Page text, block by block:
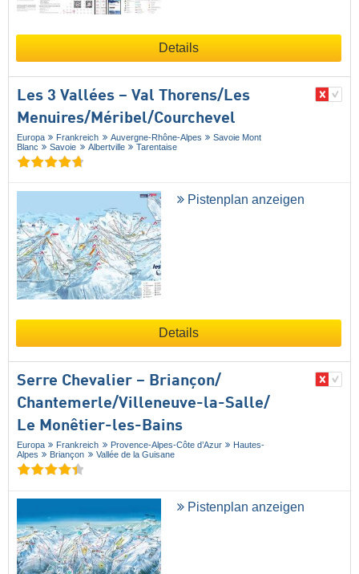
Details
Les 3 Vallées – Val Thorens/​Les
Menuires/​Méribel/​Courchevel
Europa Frankreich Auvergne-Rhône-Alpes
Savoie Mont
Blanc
Savoie Albertville Tarentaise
Pistenplan anzeigen
Details
Serre Chevalier – Briançon/​
Chantemerle/​Villeneuve-la-Salle/​
Le Monêtier-les-Bains
Europa Frankreich Provence-Alpes-Côte d’Azur
Hautes-
Alpes
Briançon Vallée de la Guisane
Pistenplan anzeigen